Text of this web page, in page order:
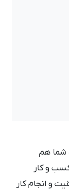
شما هم
و کار
و انجام کار